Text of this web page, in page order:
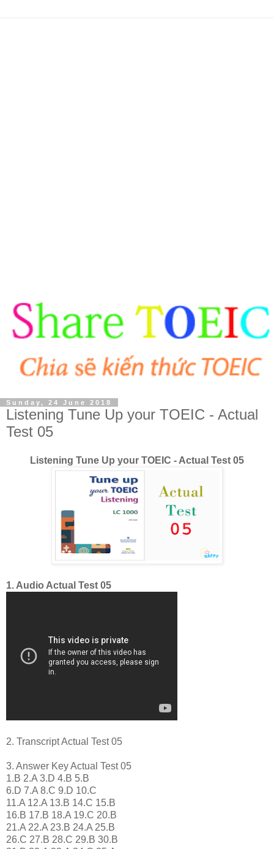
Sunday, 24 June 2018
Listening Tune Up your TOEIC - Actual
Test 05
Listening Tune Up your TOEIC - Actual Test 05
1. Audio Actual Test 05
2. Transcript Actual Test 05
3. Answer Key Actual Test 05
1.B 2.A 3.D 4.B 5.B
6.D 7.A 8.C 9.D 10.C
11.A 12.A 13.B 14.C 15.B
16.B 17.B 18.A 19.C 20.B
21.A 22.A 23.B 24.A 25.B
26.C 27.B 28.C 29.B 30.B